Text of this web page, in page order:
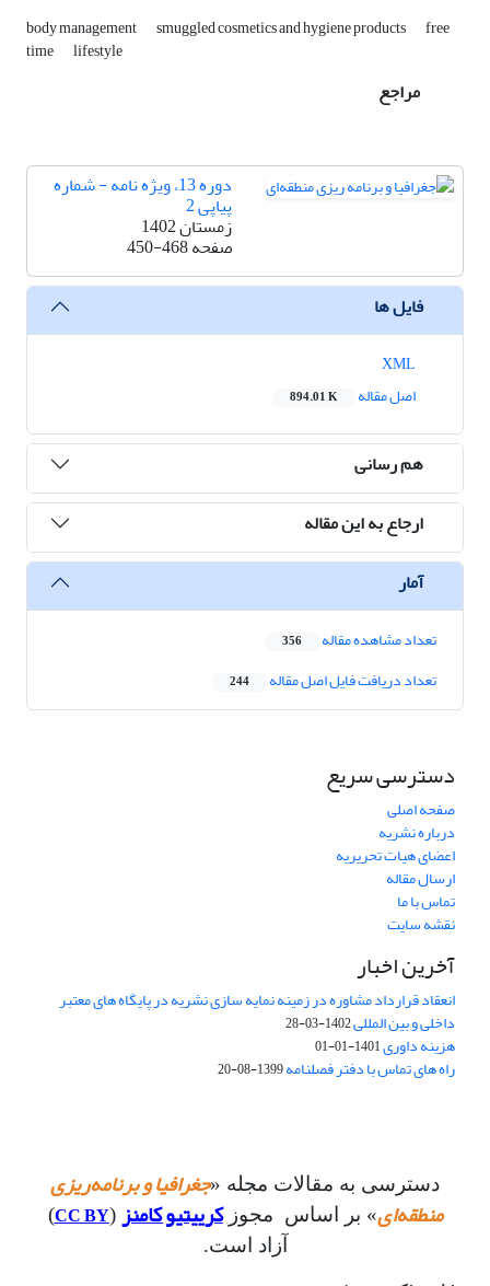
body management smuggled cosmetics and hygiene products free
time lifestyle
مراجع
دوره 13، ویژه نامه - شماره
پیاپی 2
زمستان 1402
صفحه450-468
فایل ها
اصل مقاله
894.01 K
هم رسانی
ارجاع به این مقاله
آمار
تعداد مشاهده مقاله 356
تعداد دریافت فایل اصل مقاله 244
دسترسی سریع
صفحه اصلی
درباره نشریه
اعضای هیات تحریریه
ارسال مقاله
تماس با ما
نقشه سایت
آخرین اخبار
انعقاد قرارداد مشاوره در زمینه نمایه سازی نشریه در پایگاه های معتبر
داخلی و بین المللی1402-03-28
هزینه داوری1401-01-01
راه های تماس با دفتر فصلنامه1399-08-20
دسترسی به مقالات مجله «جغرافیا و برنامه‌ریزی
منطقه‌ای» بر اساس مجوزکرییتیو کامنز (
CC BY
)
آزاد است.